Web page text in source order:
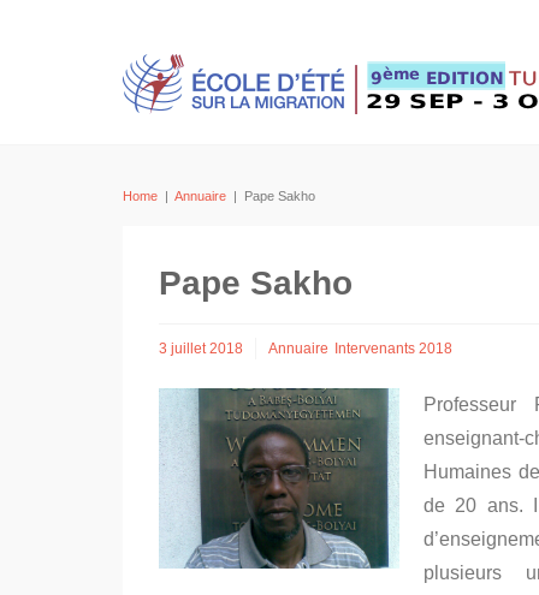
Home | Annuaire | Pape Sakho
Pape Sakho
3 juillet 2018 Annuaire Intervenants 2018
Humaines
de 20 ans.
plusieurs